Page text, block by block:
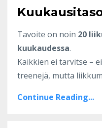
Tavoite on noin 20
kuukaudessa.
Kaikkien ei tarvitse –
treenejä, mutta
Continue Reading...